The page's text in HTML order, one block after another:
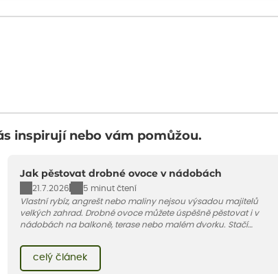
inspirují nebo vám pomůžou.
Jak pěstovat drobné ovoce v nádobách
21.7.2026
5 minut čtení
Vlastní rybíz, angrešt nebo maliny nejsou výsadou majitelů
velkých zahrad. Drobné ovoce můžete úspěšně pěstovat i v
nádobách na balkoně, terase nebo malém dvorku. Stačí
pár základních pravidel. V tomto článku vám poradíme, jak na
celý článek